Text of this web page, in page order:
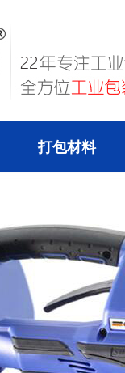
打包材料